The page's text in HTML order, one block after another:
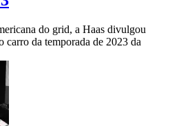
do grid, a Haas divulgou
carro da temporada de 2023 da